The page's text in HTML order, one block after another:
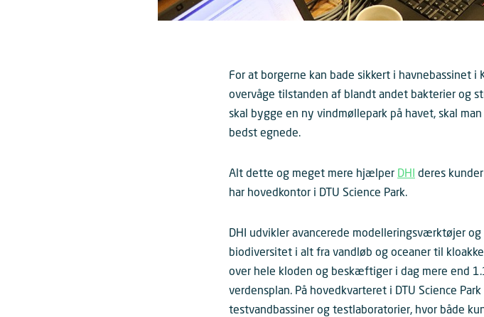
For at borgerne kan bade sikkert i havnebassinet i
overvåge tilstanden af blandt andet bakterier og
skal bygge en ny vindmøllepark på havet, skal
bedst egnede.
Alt dette og meget mere hjælper DHI
deres
har hovedkontor i DTU Science Park.
DHI udvikler avancerede modelleringsværktøjer
biodiversitet i alt fra vandløb og oceaner til
over hele kloden og beskæftiger i dag mere end
verdensplan. På hovedkvarteret i DTU Science
testvandbassiner og testlaboratorier, hvor både